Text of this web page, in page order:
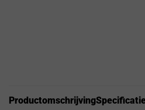
Productomschrijving